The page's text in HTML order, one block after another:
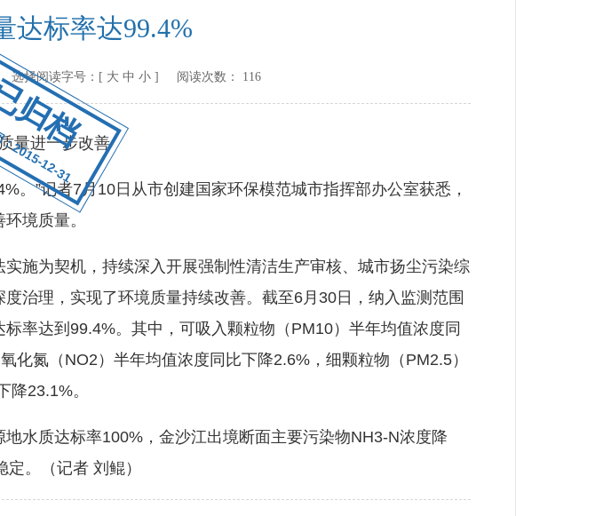
归档
12-31
达标率达99.4%
择阅读字号：[ 大 中 小 ] 阅读次数： 116
量进一步改善
”记者7月10日从市创建国家环保模范城市指挥部办公室获悉，
境质量。
为契机，持续深入开展强制性清洁生产审核、城市扬尘污染综
治理，实现了环境质量持续改善。截至6月30日，纳入监测范围
率达到99.4%。其中，可吸入颗粒物（PM10）半年均值浓度同
氮（NO2）半年均值浓度同比下降2.6%，细颗粒物（PM2.5）
23.1%。
质达标率100%，金沙江出境断面主要污染物NH3-N浓度降
。（记者 刘鲲）